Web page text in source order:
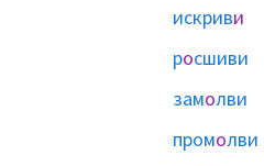
искриви
росшиви
замолви
промолви